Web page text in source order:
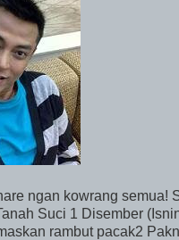
ngan kowrang semua!
Suci 1 Disember
rambut pacak2